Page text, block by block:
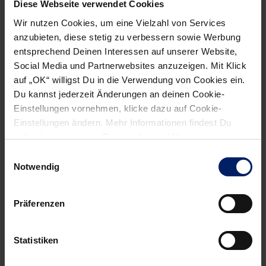
Diese Webseite verwendet Cookies
Wir nutzen Cookies, um eine Vielzahl von Services
anzubieten, diese stetig zu verbessern sowie Werbung
entsprechend Deinen Interessen auf unserer Website,
Social Media und Partnerwebsites anzuzeigen. Mit Klick
auf „OK“ willigst Du in die Verwendung von Cookies ein.
Du kannst jederzeit Änderungen an deinen Cookie-
Einstellungen vornehmen, klicke dazu auf Cookie-
Einstellungen ändern. Mehr Informationen findest Du
außerdem in unsererDatenschutzerklärung.
Notwendig
Präferenzen
Statistiken
informiert werden willst, kannst du den Rhein-Neckar Löwen
navigation